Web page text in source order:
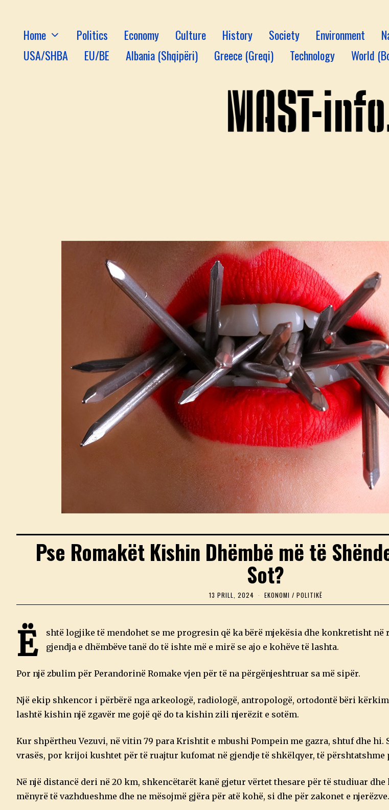
Home Politics Economy Culture History Society Environment
USA/SHBA
EU/BE Albania (Shqipëri) Greece (Greqi) Technology World
Pse Romakët Kishin Dhëmbë më të
Sot?
13 PRILL, 2024
3
L
L
,
2
EKONOMI / POLITIKË
Ë
shtë logjike të mendohet se me progresin që ka bërë mjekësia dhe konkretisht
gjendja e dhëmbëve tanë do të ishte më e mirë se ajo e kohëve të lashta.
Por një zbulim për Perandorinë Romake vjen për të na përgënjeshtruar sa më sipër.
Një ekip shkencor i përbërë nga arkeologë, radiologë, antropologë, ortodontë bëri
lashtë kishin një zgavër me gojë që do ta kishin zili njerëzit e sotëm.
Kur shpërtheu Vezuvi, në vitin 79 para Krishtit e mbushi Pompein me gazra, shtuf dhe hi.
vrasës, por krijoi kushtet për të ruajtur kufomat në gjendje të shkëlqyer, të përshtatshme
Në një distancë deri në 20 km, shkencëtarët kanë gjetur vërtet thesare për të studiuar
mënyrë të vazhdueshme dhe ne mësojmë gjëra për atë kohë, si dhe për zakonet e njerëzve.